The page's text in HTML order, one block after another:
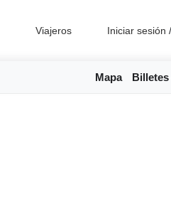
Viajeros Iniciar sesión /
Mapa